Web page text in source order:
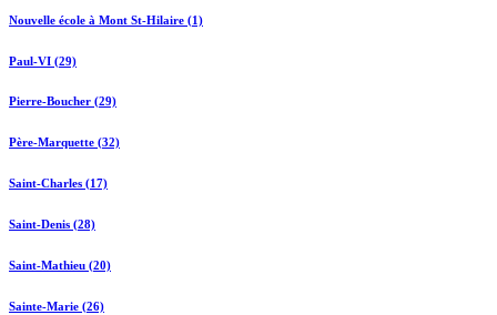
Nouvelle école à Mont St-Hilaire (1)
Paul-VI (29)
Pierre-Boucher (29)
Père-Marquette (32)
Saint-Charles (17)
Saint-Denis (28)
Saint-Mathieu (20)
Sainte-Marie (26)